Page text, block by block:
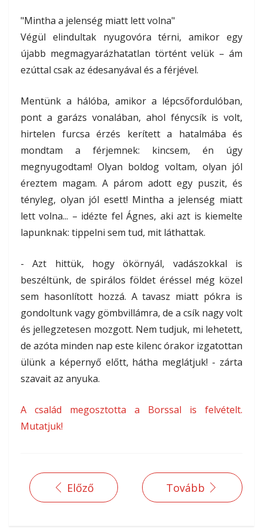
"Mintha a jelenség miatt lett volna"
Végül elindultak nyugovóra térni, amikor egy
újabb megmagyarázhatatlan történt velük – ám
ezúttal csak az édesanyával és a férjével.
Mentünk a hálóba, amikor a lépcsőfordulóban,
pont a garázs vonalában, ahol fénycsík is volt,
hirtelen furcsa érzés kerített a hatalmába és
mondtam a férjemnek: kincsem, én úgy
megnyugodtam! Olyan boldog voltam, olyan jól
éreztem magam. A párom adott egy puszit, és
tényleg, olyan jól esett! Mintha a jelenség miatt
lett volna... – idézte fel Ágnes, aki azt is kiemelte
lapunknak: tippelni sem tud, mit láthattak.
- Azt hittük, hogy ökörnyál, vadászokkal is
beszéltünk, de spirálos földet éréssel még közel
sem hasonlított hozzá. A tavasz miatt pókra is
gondoltunk vagy gömbvillámra, de a csík nagy volt
és jellegzetesen mozgott. Nem tudjuk, mi lehetett,
de azóta minden nap este kilenc órakor izgatottan
ülünk a képernyő előtt, hátha meglátjuk! - zárta
szavait az anyuka.
A család megosztotta a Borssal is felvételt.
Mutatjuk!
Előző Tovább